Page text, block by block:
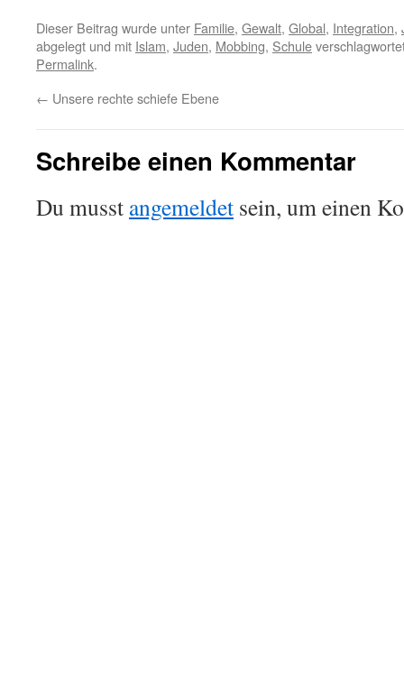
Dieser Beitrag wurde unter Familie, Gewalt, Global, Integration,
abgelegt und mit Islam, Juden, Mobbing, Schule
Permalink.
← Unsere rechte schiefe Ebene
Schreibe einen Kommentar
Du musst angemeldet sein, um einen